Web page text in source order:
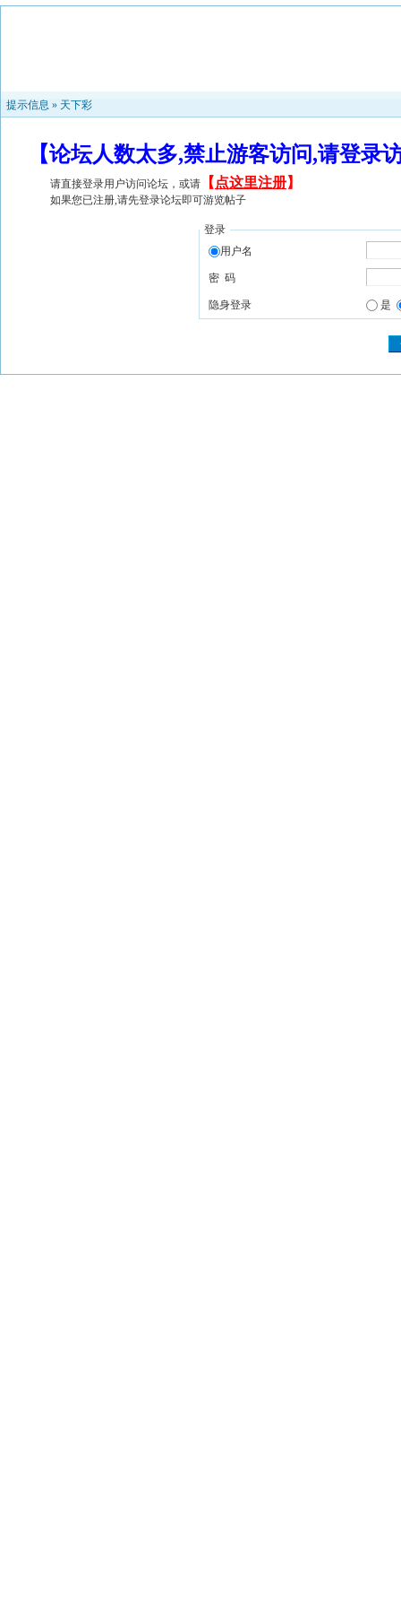
提示信息 » 天下彩
【论坛人数太多,禁止游客访问,请登
请直接登录用户访问论坛，或请 【 点这里注册】
如果您已注册,请先登录论坛即可游览帖子
登录
用户名
密 码
隐身登录 是